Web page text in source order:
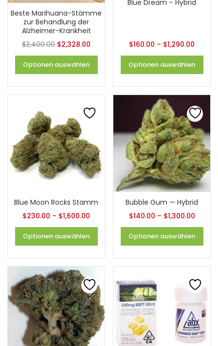
Beste Marihuana-Stämme
zur Behandlung der
Alzheimer-Krankheit
$2,400.00 $2,328.00
Optionen auswählen
Blue Dream – Hybrid
$160.00 – $1,290.00
Optionen auswählen
Blue Moon Rocks Stamm
$230.00 – $1,600.00
Optionen auswählen
Bubble Gum — Hybrid
$140.00 – $1,300.00
Optionen auswählen